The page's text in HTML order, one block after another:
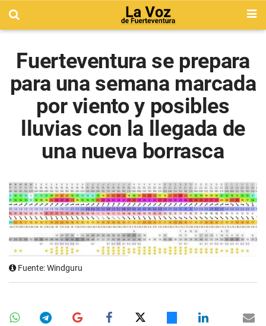
Fuerteventura se prepara
para una semana marcada
por viento y posibles
lluvias con la llegada de
una nueva borrasca
Fuente: Windguru